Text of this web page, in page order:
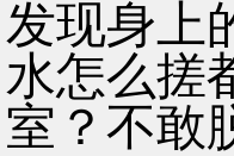
发现身上
水怎么搓
室？不